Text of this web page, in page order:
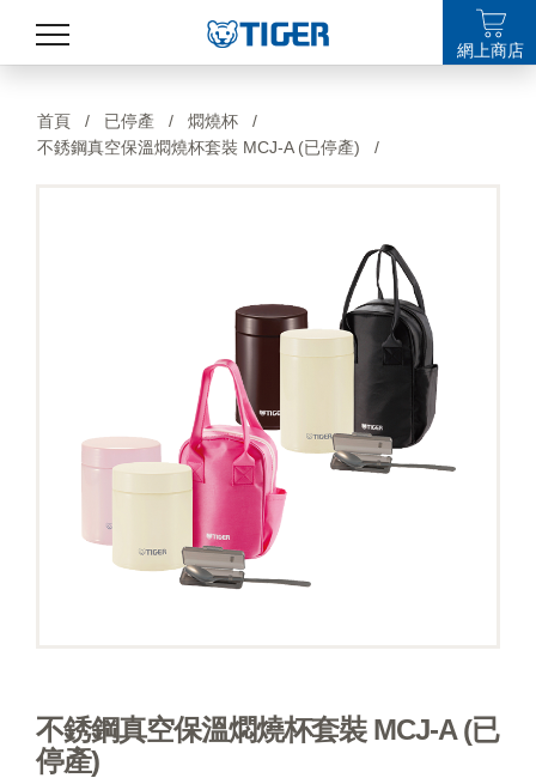
最新消息
網上商店
首頁 / 已停產 / 燜燒杯
/
不銹鋼真空保溫燜燒杯套裝 MCJ-A (已停產)
/
不銹鋼真空保溫燜燒杯套裝 MCJ-A (已
停產)